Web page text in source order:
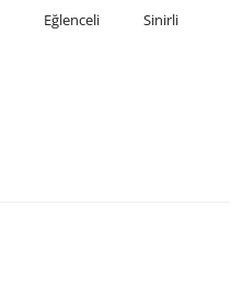
Eğlenceli Sinirli